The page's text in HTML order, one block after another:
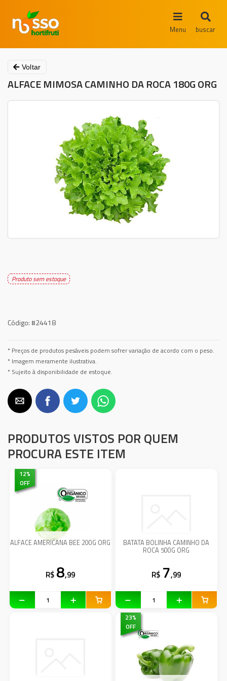
Menu buscar
Voltar
ALFACE MIMOSA CAMINHO DA ROCA 180G ORG
Produto sem estoque
Código:#24418
* Preços de produtos pesáveis podem sofrer variação de acordo com o peso.
* Imagem meramente ilustrativa.
* Sujeito à disponibilidade de estoque.
PRODUTOS VISTOS POR QUEM
PROCURA ESTE ITEM
12%
OFF
ALFACE AMERICANA BEE 200G ORG
R$ 8,99
BATATA BOLINHA CAMINHO DA
ROCA 500G ORG
R$ 7,99
23%
OFF